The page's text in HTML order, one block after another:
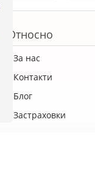
какво
Относно
За нас
Контакти
Блог
Застраховки